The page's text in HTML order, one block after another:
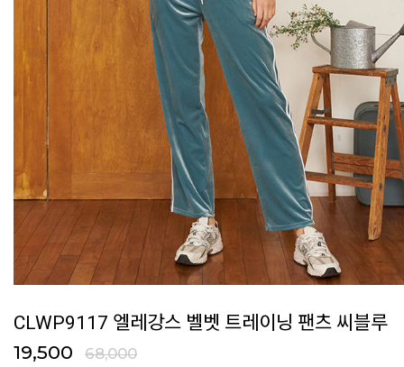
CLWP9117 엘레강스 벨벳 트레이닝 팬츠 씨블루
19,500 68,000